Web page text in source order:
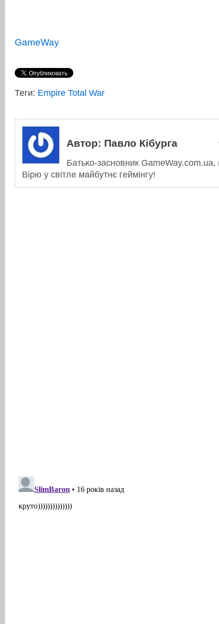
GameWay
Теги: Empire Total War
Автор: Павло Кібурга
Батько-засновник
Вірю у світле майбутнє геймінгу!